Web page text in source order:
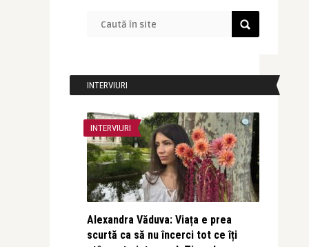
INTERVIURI
INTERVIURI
Alexandra Văduva: Viața e prea
scurtă ca să nu încerci tot ce îți